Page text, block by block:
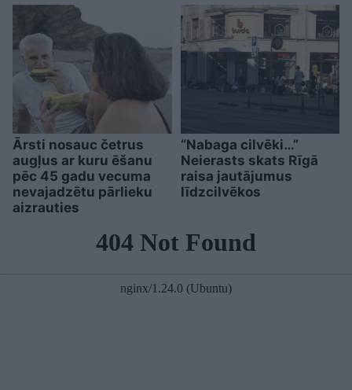
Ārsti nosauc četrus
augļus ar kuru ēšanu
pēc 45 gadu vecuma
nevajadzētu pārlieku
aizrauties
“Nabaga cilvēki…”
Neierasts skats Rīgā
raisa jautājumus
līdzcilvēkos